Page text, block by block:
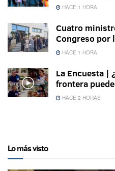
HACE 1 HORA
Cuatro
Congreso por
HACE 1 HORA
La Encuesta |
frontera
HACE 2 HORAS
Lo más visto